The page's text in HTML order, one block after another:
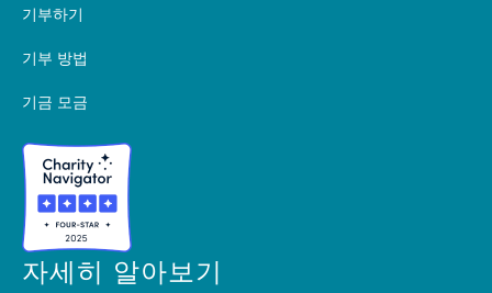
기부하기
기부 방법
기금 모금
자세히 알아보기